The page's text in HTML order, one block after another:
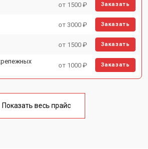
от 1500 ₽ Заказать
от 3000 ₽ Заказать
от 1500 ₽ Заказать
от 1000 ₽ Заказать
Показать весь прайс